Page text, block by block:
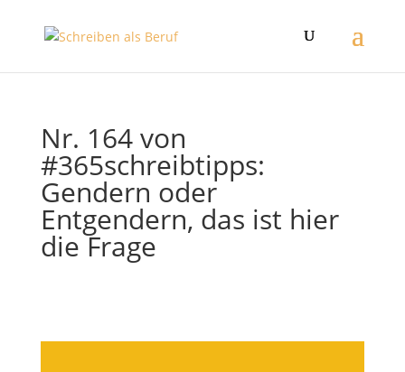
Nr. 164 von
#365schreibtipps:
Gendern oder
Entgendern, das ist hier
die Frage